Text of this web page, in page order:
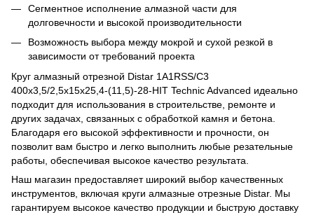
Сегментное исполнение алмазной части для
долговечности и высокой производительности
Возможность выбора между мокрой и сухой резкой в
зависимости от требований проекта
Круг алмазный отрезной Distar 1A1RSS/C3
400x3,5/2,5x15x25,4-(11,5)-28-HIT Technic Advanced идеально
подходит для использования в строительстве, ремонте и
других задачах, связанных с обработкой камня и бетона.
Благодаря его высокой эффективности и прочности, он
позволит вам быстро и легко выполнить любые резательные
работы, обеспечивая высокое качество результата.
Наш магазин предоставляет широкий выбор качественных
инструментов, включая круги алмазные отрезные Distar. Мы
гарантируем высокое качество продукции и быструю доставку